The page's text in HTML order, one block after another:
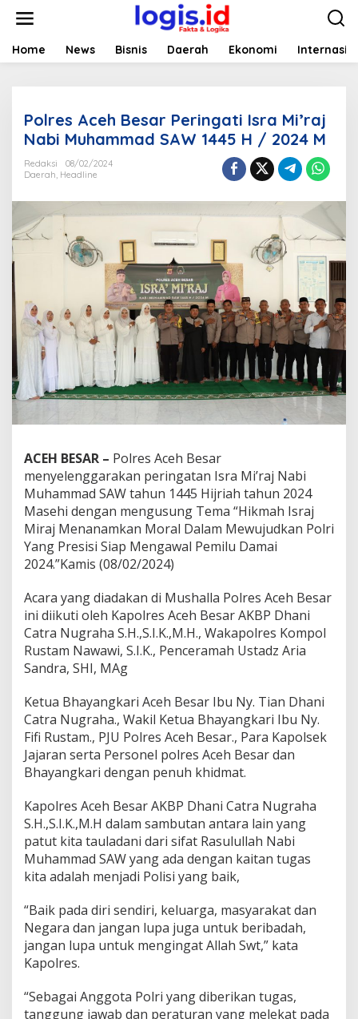
t
Home News Bisnis Daerah Ekonomi
Polres Aceh Besar Peringati Isra Mi’raj
Nabi Muhammad SAW 1445 H / 2024 M
Redaksi
08/02/2024
Daerah, Headline
ACEH BESAR – Polres Aceh Besar
menyelenggarakan peringatan Isra Mi’raj Nabi
Muhammad SAW tahun 1445 Hijriah tahun 2024
Masehi dengan mengusung Tema “Hikmah Israj
Miraj Menanamkan Moral Dalam Mewujudkan Polri
Yang Presisi Siap Mengawal Pemilu Damai
2024.”Kamis (08/02/2024)
Acara yang diadakan di Mushalla Polres Aceh Besar
ini diikuti oleh Kapolres Aceh Besar AKBP Dhani
Catra Nugraha S.H.,S.I.K.,M.H., Wakapolres Kompol
Rustam Nawawi, S.I.K., Penceramah Ustadz Aria
Sandra, SHI, MAg
Ketua Bhayangkari Aceh Besar Ibu Ny. Tian Dhani
Catra Nugraha., Wakil Ketua Bhayangkari Ibu Ny.
Fifi Rustam., PJU Polres Aceh Besar., Para Kapolsek
Jajaran serta Personel polres Aceh Besar dan
Bhayangkari dengan penuh khidmat.
Kapolres Aceh Besar AKBP Dhani Catra Nugraha
S.H.,S.I.K.,M.H dalam sambutan antara lain yang
patut kita tauladani dari sifat Rasulullah Nabi
Muhammad SAW yang ada dengan kaitan tugas
kita adalah menjadi Polisi yang baik,
“Baik pada diri sendiri, keluarga, masyarakat dan
Negara dan jangan lupa juga untuk beribadah,
jangan lupa untuk mengingat Allah Swt,” kata
Kapolres.
“Sebagai Anggota Polri yang diberikan tugas,
tanggung jawab dan peraturan yang melekat pada